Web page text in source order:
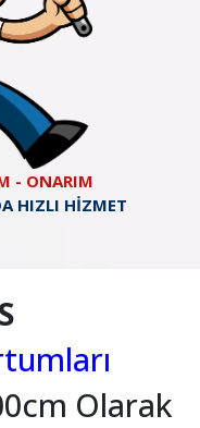
- ONARIM
HIZLI HİZMET
Olarak